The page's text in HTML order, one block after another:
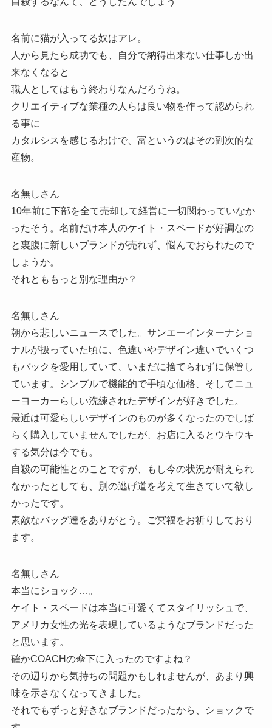
名前に猫が入ってる奴はアレ。
人から見たら成功でも、自分で納得出来ない仕事しか出
来なくなると
職人としてはもう終わりなんだろうね。
クリエイティブな業種の人らは良い物を作って認められ
る事に
カタルシスを感じるわけで、富というのはその副次的な
産物。
名無しさん
10年前に下部を全て売却して経営に一切関わっていなか
ったそう。名前だけ本人のケイト・スペードが好調なの
と裏腹に新しいブランドが売れず、悩んでおられたので
しょうか。
それとももっと別な理由か？
名無しさん
朝から悲しいニュースでした。サンエーインターナショ
ナルが扱っていた頃に、色違いやデザイン違いでいくつ
もバックを愛用していて、いまだに捨てられずに保管し
ています。シンプルで機能的で手頃な価格、そしてニュ
ーヨーカーらしい洗練されたデザインが好きでした。
最近は可愛らしいデザインのものが多くなったのでしば
らく購入していませんでしたが、お店に入るとウキウキ
する気分は今でも。
自殺の可能性とのことですが、もし今の状況が耐えられ
なかったとしても、別の逃げ道を考えて生きていて欲し
かったです。
素敵なバッグ達をありがとう。ご冥福をお祈りしており
ます。
名無しさん
本当にショック…。
ケイト・スペードは本当に可愛くてスタイリッシュで、
アメリカ女性の光を表現しているようなブランドだった
と思います。
確かCOACHの傘下に入ったのですよね？
その辺りから気持ちの問題かもしれませんが、あまり興
味を示さなくなってきました。
それでもずっと好きなブランドだったから、ショックで